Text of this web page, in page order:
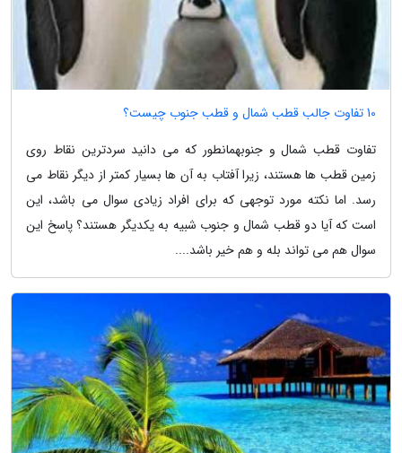
10 تفاوت جالب قطب شمال و قطب جنوب چیست؟
تفاوت قطب شمال و جنوبهمانطور که می دانید سردترین نقاط روی
زمین قطب ها هستند، زیرا آفتاب به آن ها بسیار کمتر از دیگر نقاط می
رسد. اما نکته مورد توجهی که برای افراد زیادی سوال می باشد، این
است که آیا دو قطب شمال و جنوب شبیه به یکدیگر هستند؟ پاسخ این
سوال هم می تواند بله و هم خیر باشد....